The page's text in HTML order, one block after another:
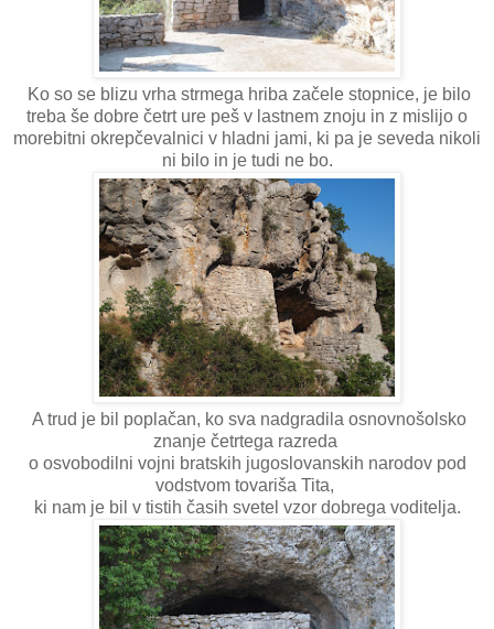
Ko so se blizu vrha strmega hriba začele stopnice, je bilo
treba še dobre četrt ure peš v lastnem znoju in z mislijo o
morebitni okrepčevalnici v hladni jami, ki pa je seveda nikoli
ni bilo in je tudi ne bo.
A trud je bil poplačan, ko sva nadgradila osnovnošolsko
znanje četrtega razreda
o osvobodilni vojni bratskih jugoslovanskih narodov pod
vodstvom tovariša Tita,
ki nam je bil v tistih časih svetel vzor dobrega voditelja.